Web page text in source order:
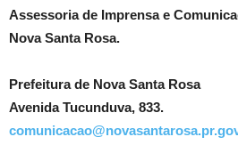
Assessoria de Imprensa e
Nova Santa Rosa.
Prefeitura de Nova Santa Rosa
Avenida Tucunduva, 833.